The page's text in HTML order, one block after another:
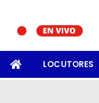
LOCUTORES